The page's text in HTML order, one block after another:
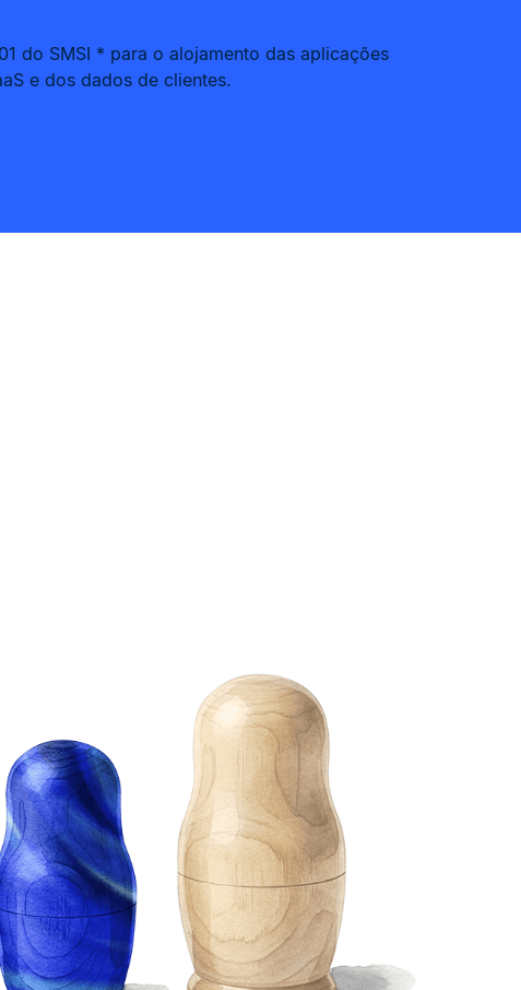
do SMSI * para o alojamento das aplicações
e dos dados de clientes.